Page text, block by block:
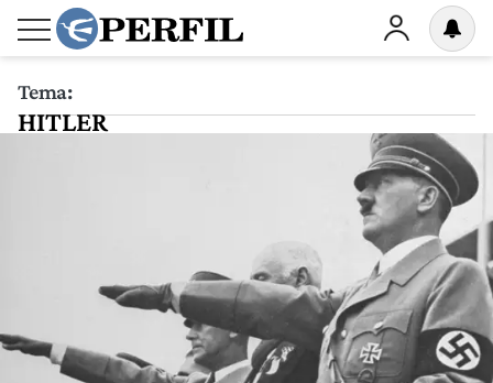
Tema:
HITLER